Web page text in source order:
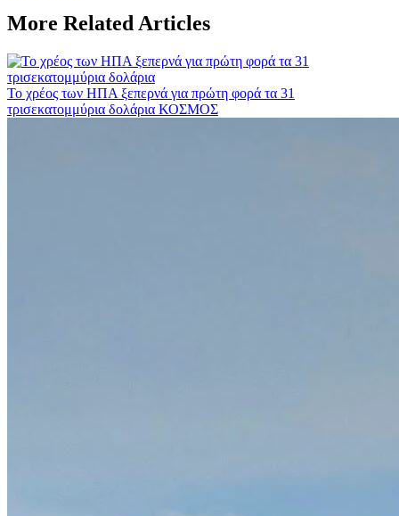
More Related Articles
Το χρέος των ΗΠΑ ξεπερνά για πρώτη φορά τα 31
τρισεκατομμύρια δολάρια ΚΟΣΜΟΣ